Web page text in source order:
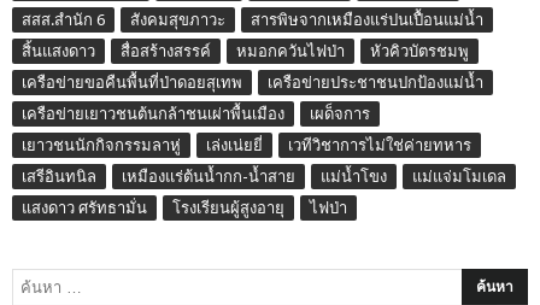
สสส.สำนัก 6
สังคมสุขภาวะ
สารพิษจากเหมืองแร่ปนเปื้อนแม่น้ำ
สิ้นแสงดาว
สื่อสร้างสรรค์ หมอกควันไฟป่า
หัวคิวบัตรชมพู
เครือข่ายขอคืนพื้นที่ป่าดอยสุเทพ
เครือข่ายประชาชนปกป้องแม่น้ำ
เครือข่ายเยาวชนต้นกล้าชนเผ่าพื้นเมือง
เผด็จการ
เยาวชนนักกิจกรรมลาหู่
เล่งเน่ยยี่
เวทีวิชาการไม่ใช่ค่ายทหาร
เสรีอินทนิล
เหมืองแร่ต้นน้ำกก-น้ำสาย แม่น้ำโขง
แม่แจ่มโมเดล
แสงดาว ศรัทธามั่น
โรงเรียนผู้สูงอายุ ไฟป่า